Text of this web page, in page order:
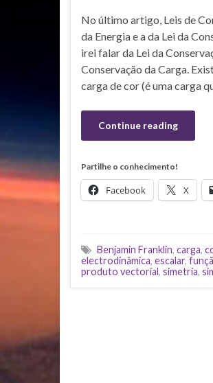
No último artigo, Leis de
da Energia e a da Lei da
irei falar da Lei da
Conservação da Carga.
carga de cor (é uma carga
Continue reading
Partilhe o conhecimento!
Facebook X
Benjamin Franklin, carga,
electrodinâmica, escalar,
produto vectorial, simetria,